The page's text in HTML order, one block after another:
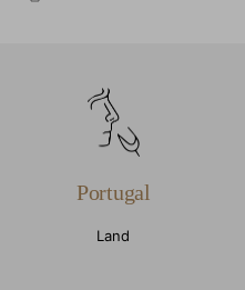
Portugal
Land